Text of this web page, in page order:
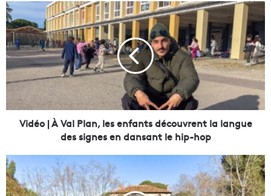
V
i
d
é
o
|
À
a
a
n
,
Vidéo | À Val Plan, les enfants découvrent la langue
des signes en dansant le hip-hop
U
n
e